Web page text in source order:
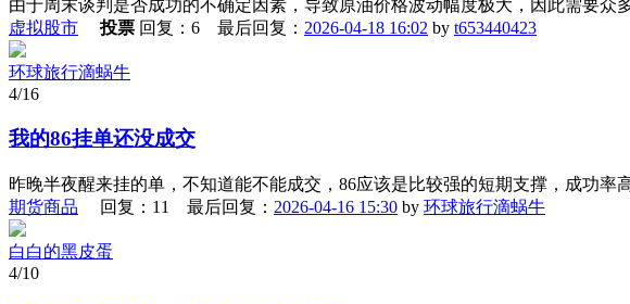
由于周末谈判是否成功的不确定因素，导致原油价格波动幅度极大，因此需要
虚拟股市
投票 回复：6 最后回复： 2026-04-18 16:02 by t653440423
环球旅行滴蜗牛
4/16
我的86挂单还没成交
昨晚半夜醒来挂的单，不知道能不能成交，86应该是比较强的短期支撑，成功率
期货商品 回复：11 最后回复： 2026-04-16 15:30 by 环球旅行滴蜗牛
白白的黑皮蛋
4/10